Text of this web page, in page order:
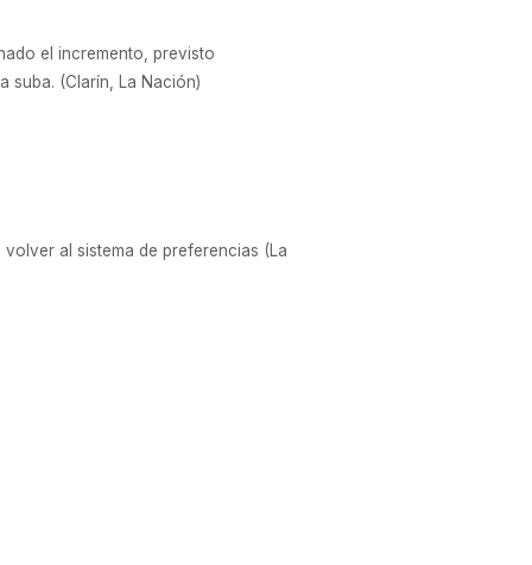
el incremento, previsto
suba. (Clarín, La Nación)
al sistema de preferencias (La